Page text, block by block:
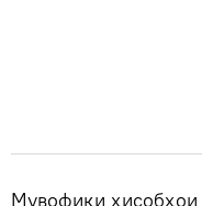
Мувофиқи ҳисобҳои